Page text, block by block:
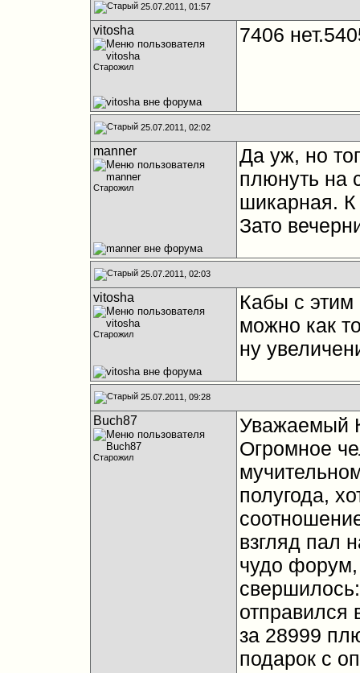
25.07.2011, 01:57
vitosha
Старожил
7406
25.07.2011, 02:02
manner
Старожил
Да уж, но
плюнуть на
шикарная.
Зато
25.07.2011, 02:03
vitosha
Старожил
Кабы с этим
можно как
ну
25.07.2011, 09:28
Buch87
Старожил
Уважаемый
Огромное
полугода,
взгляд пал
чудо
отправился
за 28999
подарок с